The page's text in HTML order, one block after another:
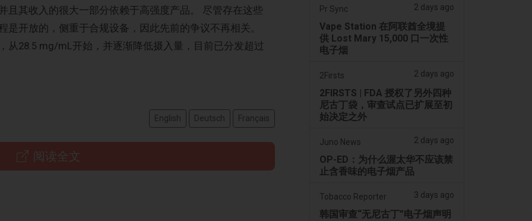
且其收入的很大一部分依赖于高强度产品。 尽管存在这些
开放的，侧重于合规设备，因此先前的争议不再相关。
从28.5 mg/mL开始，并逐渐降低摄入量，目前已分发超过
English Deutsch Français
阅读全文
Pr Sync 2 days ago
Vape Station 在阿联酋全境提
供 Lost Mary 15,000 口一次性
电子烟
2Firsts 2 days ago
2FIRSTS | FDA 授权了另外四种
尼古丁袋，审查试点已扩展至初
始决定之外
Juno News 2 days ago
OP-ED：为什么渥太华不应该禁
止含香味的电子烟产品
Tobacco Reporter 3 days ago
韩国审查“无尼古丁”电子烟声明